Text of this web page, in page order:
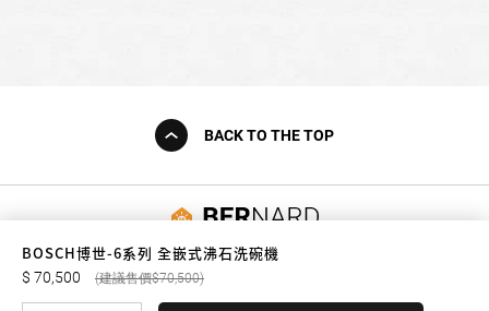
BOSCH博世-6系列 全嵌式沸石洗碗機
70,500 70,500
BACK TO THE TOP
友誠購物